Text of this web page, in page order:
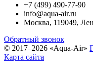
+7 (499) 490-77-90
info@aqua-air.ru
Москва, 119049,
Обратный звонок
© 2017–2026 «Aqua-Air»
Карта сайта